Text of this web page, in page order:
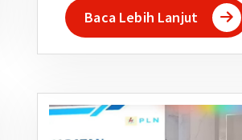
Baca Lebih Lanjut